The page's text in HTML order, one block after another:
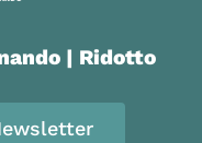
| Ridotto